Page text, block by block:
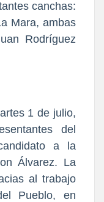
canchas:
Mara, ambas
Rodríguez
1 de julio,
del
a la
Álvarez. La
al trabajo
Pueblo, en